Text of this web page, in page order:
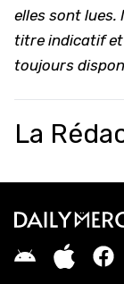
elles sont lues.
titre indicatif et
toujours
La